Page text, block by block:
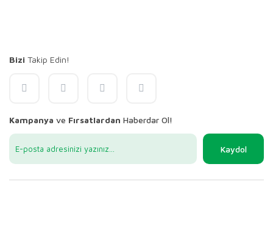
Bizi Takip Edin!
Kampanya ve Fırsatlardan Haberdar Ol!
Kaydol